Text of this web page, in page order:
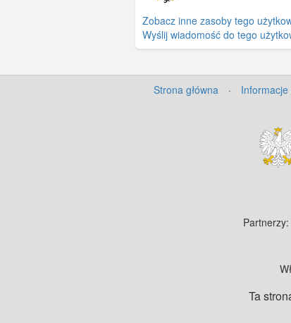
Zobacz inne zasoby tego
Wyślij wiadomość do tego
Strona główna ·
Partnerzy:
Ta